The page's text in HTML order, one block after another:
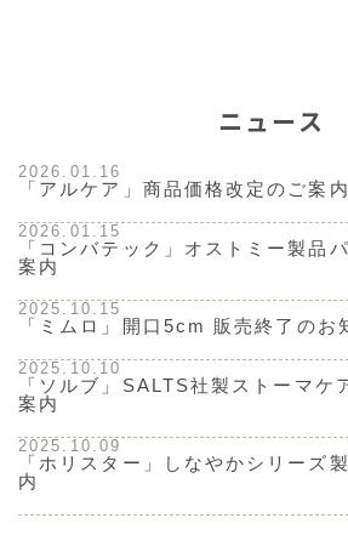
ニュース
2026.01.16
「アルケア」商品価格改定のご案内
2026.01.15
「コンバテック」オストミー製品
案内
2025.10.15
「ミムロ」開口5cm 販売終了のお
2025.10.10
「ソルブ」SALTS社製ストーマケ
案内
2025.10.09
「ホリスター」しなやかシリーズ
内